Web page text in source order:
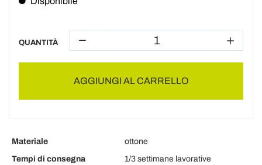
QUANTITÀ
AGGIUNGI AL CARRELLO
Materiale
ottone
Tempi di consegna
1/3 settimane lavorative